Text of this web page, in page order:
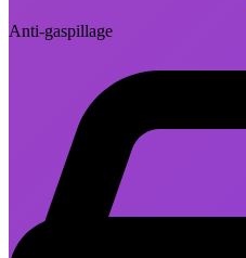
Anti-gaspillage